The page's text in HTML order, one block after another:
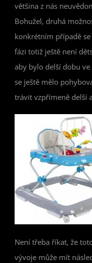
většina z nás
Bohužel, druhá
konkrétním případě
fázi totiž ještě není
aby bylo delší dobu
se ještě mělo
trávit vzpřímeně delší
Není třeba říkat, že
vývoje může mít